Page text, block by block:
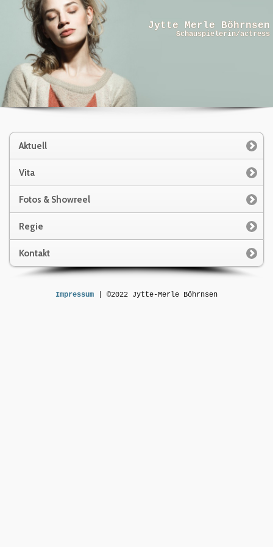
Jytte Merle Böhrnsen
Schauspielerin/actress
Aktuell
Vita
Fotos & Showreel
Regie
Kontakt
Impressum | ©2022 Jytte-Merle Böhrnsen